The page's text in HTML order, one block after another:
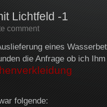
Lichtfeld -1
comment
eines
die Anfrage ob ich
folgende: